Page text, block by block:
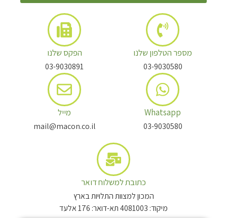
מספר הטלפון שלנו
03-9030580
Whatsapp
03-9030580
הפקס שלנו
03-9030891
מייל
mail@macon.co.il
כתובת למשלוח דואר
המכון למצוות התלויות בארץ
מיקוד: 4081003 תא-דואר: 176 אלעד